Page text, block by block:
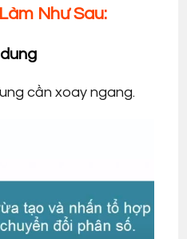
Như Sau:
cần xoay ngang.